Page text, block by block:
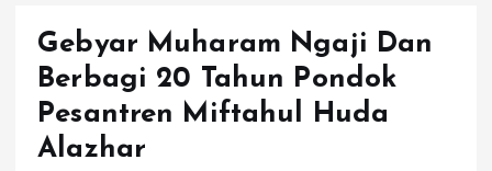
Gebyar Muharam Ngaji Dan
Berbagi 20 Tahun Pondok
Pesantren Miftahul Huda
Alazhar